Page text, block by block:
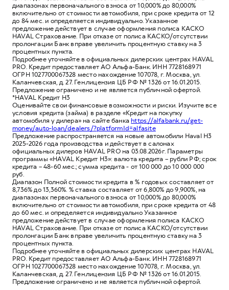
диапазонах первоначального взноса от 10,000% до 80,000%
включительно от стоимости автомобиля, при сроке кредита от 12
до 84 мес. и определяется индивидуально. Указанное
предложение действует в случае оформления полиса КАСКО
HAVAL Страхование. При отказе от полиса КАСКО/отсутствии
пролонгации Банк вправе увеличить процентную ставку на 3
процентных пункта.
Подробнее уточняйте в официальных дилерских центрах HAVAL
PRO. Кредит предоставляет АО Альфа-Банк. ИНН 7728168971
ОГРН 1027700067328 место нахождение 107078, г. Москва, ул.
Каланчевская, д. 27. Ген.лицензия ЦБ РФ № 1326 от 16.01.2015.
Предложение ограничено и не является публичной офертой.
*HAVAL Кредит H3
Оценивайте свои финансовые возможности и риски. Изучите все
условия кредита (займа) в разделе «Кредит на покупку
автомобиля у дилера» на сайте банкаhttps://alfabank.ru/get-
money/auto-loan/dealers/?platformId=alfasite
Предложение распространяется на новые автомобили Haval H3
2025-2026 года производства и действует в салонах
официальных дилеров HAVAL PRO на 03.08.2026г. Параметры
программы «HAVAL Кредит H3»: валюта кредита – рубли РФ; срок
кредита – 48-60 мес.; сумма кредита - от 100 000 до 10 000 000
руб.
Диапазон Полной стоимости кредита в % годовых составляет от
8,736% до 13,360%. % ставка составляет от 6,800% до 9,900%, на
диапазонах первоначального взноса от 10,000% до 80,000%
включительно от стоимости автомобиля, при сроке кредита от 48
до 60 мес. и определяется индивидуально Указанное
предложение действует в случае оформления полиса КАСКО
HAVAL Страхование. При отказе от полиса КАСКО/отсутствии
пролонгации Банк вправе увеличить процентную ставку на 3
процентных пункта.
Подробнее уточняйте в официальных дилерских центрах HAVAL
PRO. Кредит предоставляет АО Альфа-Банк. ИНН 7728168971
ОГРН 1027700067328 место нахождение 107078, г. Москва, ул.
Каланчевская, д. 27. Ген.лицензия ЦБ РФ № 1326 от 16.01.2015.
Предложение ограничено и не является публичной офертой.